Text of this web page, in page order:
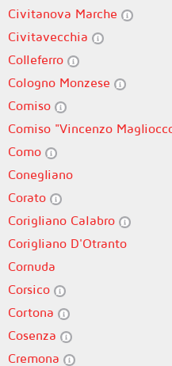
Civitanova Marche
Civitavecchia
Colleferro
Cologno Monzese
Comiso
Comiso "Vincenzo
Como
Conegliano
Corato
Corigliano Calabro
Corigliano D'Otranto
Cornuda
Corsico
Cortona
Cosenza
Cremona